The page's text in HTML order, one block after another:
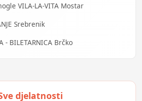
VILA-LA-VITA Mostar
Srebrenik
- BILETARNICA Brčko